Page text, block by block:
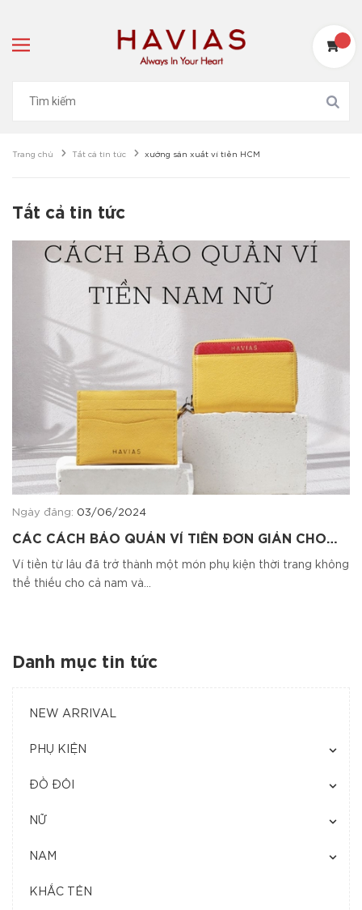
Trang chủ Tất cả tin tức xưởng sản xuất ví tiền HCM
Tất cả tin tức
Ngày đăng: 03/06/2024
CÁC CÁCH BẢO QUẢN VÍ TIỀN ĐƠN GIẢN CHO
NAM NỮ
Ví tiền từ lâu đã trở thành một món phụ kiện thời trang không
thể thiếu cho cả nam và...
Danh mục tin tức
NEW ARRIVAL
PHỤ KIỆN
ĐỒ ĐÔI
NỮ
NAM
KHẮC TÊN